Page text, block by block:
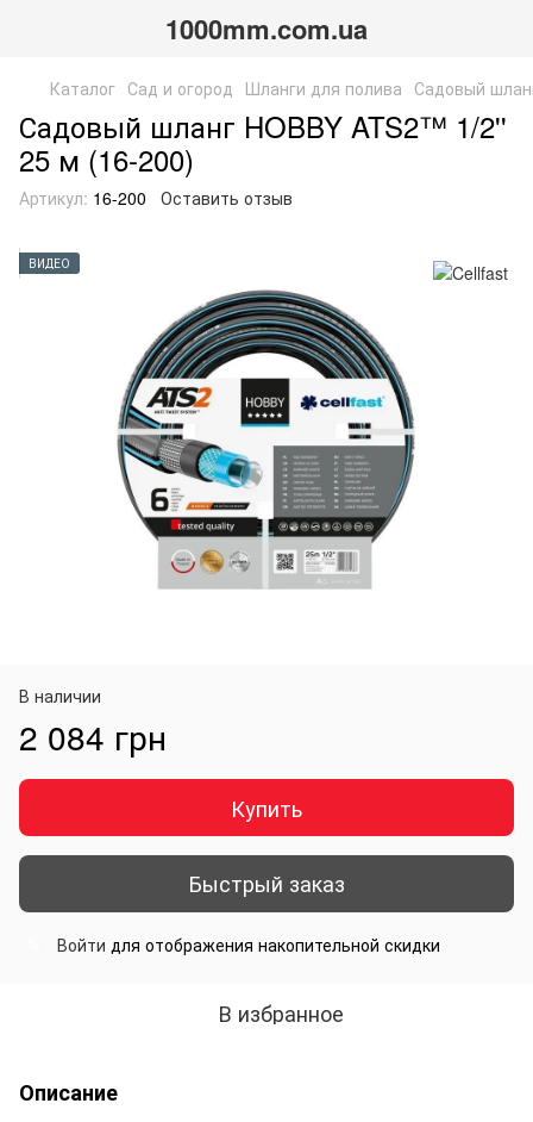
1000mm.com.ua
Каталог Сад и огород Шланги для полива Садовый
Садовый шланг HOBBY ATS2™ 1/2''
25 м (16-200)
Артикул: 16-200 Оставить отзыв
ВИДЕО
В наличии
2 084 грн
Купить
Быстрый заказ
Войти для отображения накопительной скидки
В избранное
Описание